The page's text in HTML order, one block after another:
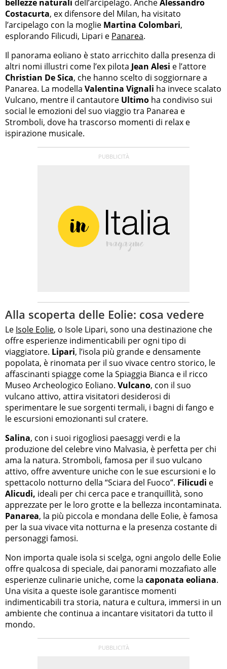
bellezze naturali dell’arcipelago. AncheAlessandro
Costacurta, ex difensore del Milan, ha visitato
l’arcipelago con la moglie Martina Colombari,
esplorando Filicudi, Lipari e Panarea.
Il panorama eoliano è stato arricchito dalla presenza di
altri nomi illustri come l’ex pilota Jean Alesi e l’attore
Christian De Sica, che hanno scelto di soggiornare a
Panarea. La modella Valentina Vignali ha invece scalato
Vulcano, mentre il cantautore Ultimo ha condiviso sui
social le emozioni del suo viaggio tra Panarea e
Stromboli, dove ha trascorso momenti di relax e
ispirazione musicale.
Alla scoperta delle Eolie: cosa vedere
Le Isole Eolie, o Isole Lipari, sono una destinazione che
offre esperienze indimenticabili per ogni tipo di
viaggiatore. Lipari, l’isola più grande e densamente
popolata, è rinomata per il suo vivace centro storico, le
affascinanti spiagge come la Spiaggia Bianca e il ricco
Museo Archeologico Eoliano. Vulcano, con il suo
vulcano attivo, attira visitatori desiderosi di
sperimentare le sue sorgenti termali, i bagni di fango e
le escursioni emozionanti sul cratere.
Salina, con i suoi rigogliosi paesaggi verdi e la
produzione del celebre vino Malvasia, è perfetta per chi
ama la natura. Stromboli, famosa per il suo vulcano
attivo, offre avventure uniche con le sue escursioni e lo
spettacolo notturno della “Sciara del Fuoco”. Filicudi e
Alicudi, ideali per chi cerca pace e tranquillità, sono
apprezzate per le loro grotte e la bellezza incontaminata.
Panarea, la più piccola e mondana delle Eolie, è famosa
per la sua vivace vita notturna e la presenza costante di
personaggi famosi.
Non importa quale isola si scelga, ogni angolo delle Eolie
offre qualcosa di speciale, dai panorami mozzafiato alle
esperienze culinarie uniche, come la caponata eoliana.
Una visita a queste isole garantisce momenti
indimenticabili tra storia, natura e cultura, immersi in un
ambiente che continua a incantare visitatori da tutto il
mondo.